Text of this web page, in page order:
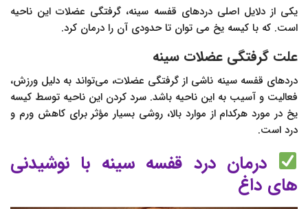
یکی از دلایل اصلی دردهای قفسه سینه، گرفتگی عضلات این ناحیه
است. که با کیسه یخ می توان تا حدودی آن را درمان کرد.
علت گرفتگی عضلات سینه
دردهای قفسه سینه ناشی از گرفتگی عضلات، می‌تواند به دلیل ورزش،
فعالیت و آسیب به این ناحیه باشد. سرد کردن این ناحیه توسط کیسه
یخ در مورد هرکدام از موارد بالا، روشی بسیار مؤثر برای کاهش ورم و
درد است.
درمان درد قفسه سینه با نوشیدنی
های داغ